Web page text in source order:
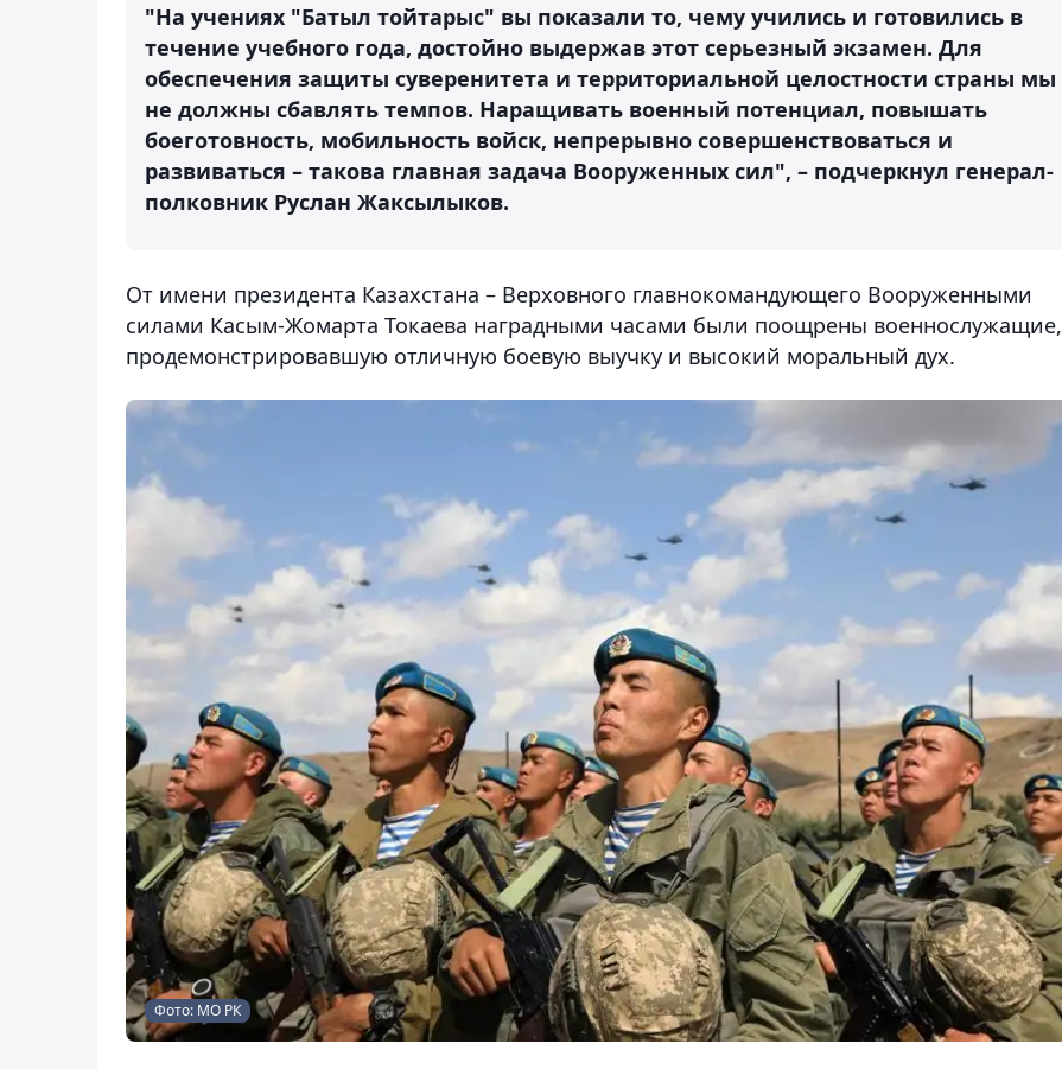
"На учениях "Батыл тойтарыс" вы показали то, чему учились и готовились в
течение учебного года, достойно выдержав этот серьезный экзамен. Для
обеспечения защиты суверенитета и территориальной целостности страны мы
не должны сбавлять темпов. Наращивать военный потенциал, повышать
боеготовность, мобильность войск, непрерывно совершенствоваться и
развиваться – такова главная задача Вооруженных сил", – подчеркнул генерал-
полковник Руслан Жаксылыков.
От имени президента Казахстана – Верховного главнокомандующего Вооруженными
силами Касым-Жомарта Токаева наградными часами были поощрены военнослужащие,
продемонстрировавшую отличную боевую выучку и высокий моральный дух.
Фото: МО РК